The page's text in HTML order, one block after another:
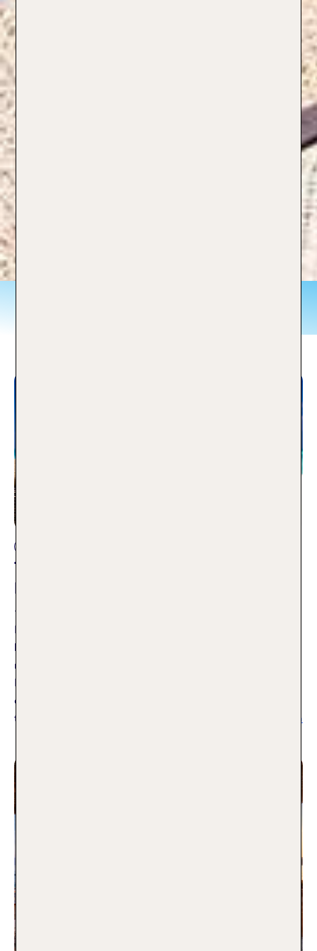
TUI-Oster-Tipps 2026: Die besten
13.03.2026
Die Ostereiersuche startet schon bald, die Tage werden
länger und die Temperaturen steigen langsam – die Osterzeit
rückt näher! Bereits am 30. März 2026 starten die ersten
Bundesländer in die zweiwöchigen Osterferien. Perfekt, um
dem deutschen Aprilwetter zu entfliehen und kurz Sonne zu
tanken! Ostereiersuche am Strand – eine schöne
Weiterlesen